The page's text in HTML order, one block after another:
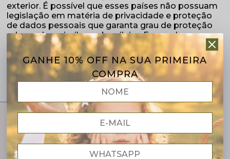
exterior. É possível que esses países não possuam
legislação em matéria de privacidade e proteção
de dados pessoais que garanta grau de proteção
adequado e similar ao brasileiro. Em qualquer caso,
nossos parceiros prestam à Luluin garantias
contratuais de que adotam medidas de segurança
técnicas e administrativas aptas a proteger seus
dados. CIENTE DISSO, VOCÊ CONSENTE DE
MANEIRA LIVRE, INFORMADA E INEQUÍVOCA QUE
A Luluin REALIZE TRANSFERÊNCIAS
INTERNACIONAIS DE DADOS, SEMPRE QUE
REPUTAMOS NECESSÁRIO.
DADOS RELATIVOS A OPERAÇÕES FINANCEIRAS
GANHE 10% OFF NA SUA PRIMEIRA
COMPRA
DIA DOS PAIS
Frete grátisAté domingo
Regioes Sul, sudeste e centro Oeste